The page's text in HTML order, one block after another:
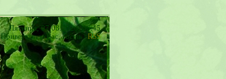
Пятница, 07.08.2026, 06:45
Приветствую Вас,Гость RSS